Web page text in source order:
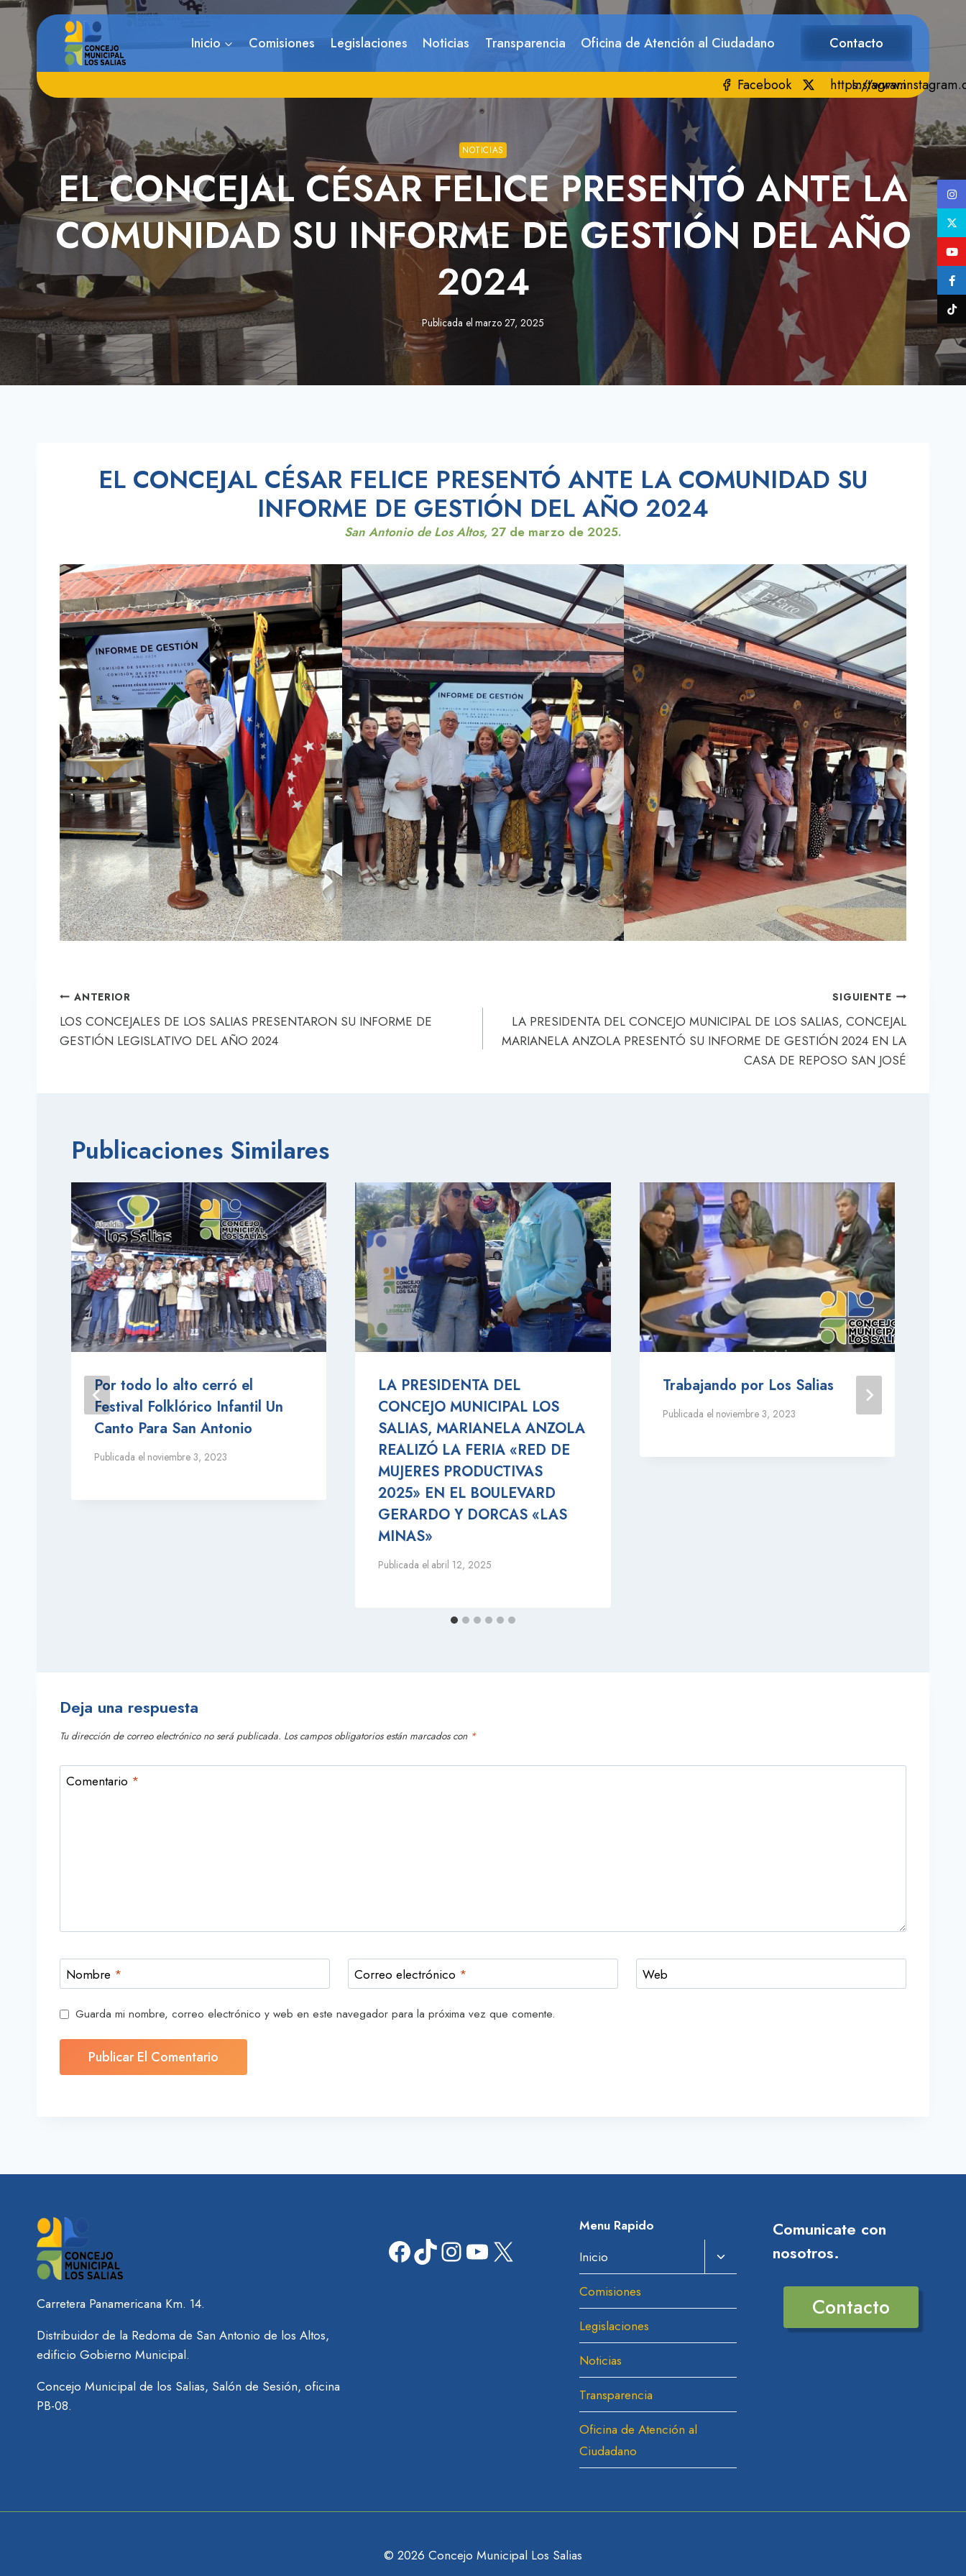
Saltar
contenido
Inicio Comisiones Legislaciones Noticias Transparencia Oficina de Atención al Ciudadano Contacto
Facebook https://Instagram
NOTICIAS
EL CONCEJAL CÉSAR FELICE PRESENTÓ ANTE LA
COMUNIDAD SU INFORME DE GESTIÓN DEL AÑO
2024
Publicada el marzo 27, 2025
EL CONCEJAL CÉSAR FELICE PRESENTÓ ANTE LA COMUNIDAD SU
INFORME DE GESTIÓN DEL AÑO 2024
San Antonio de Los Altos, 27 de marzo de 2025.
Navegación
de
entradas
ANTERIOR
LOS CONCEJALES DE LOS SALIAS PRESENTARON SU INFORME DE
GESTIÓN LEGISLATIVO DEL AÑO 2024
SIGUIENTE
LA PRESIDENTA DEL CONCEJO MUNICIPAL DE LOS SALIAS, CONCEJAL
MARIANELA ANZOLA PRESENTÓ SU INFORME DE GESTIÓN 2024 EN LA
CASA DE REPOSO SAN JOSÉ
Publicaciones Similares
Por todo lo alto cerró el
Festival Folklórico Infantil Un
Canto Para San Antonio
Publicada el noviembre 3, 2023
LA PRESIDENTA DEL
CONCEJO MUNICIPAL LOS
SALIAS, MARIANELA ANZOLA
REALIZÓ LA FERIA «RED DE
MUJERES PRODUCTIVAS
2025» EN EL BOULEVARD
GERARDO Y DORCAS «LAS
MINAS»
Publicada el abril 12, 2025
Trabajando por Los Salias
Publicada el noviembre 3, 2023
Deja una respuesta
Tu dirección de correo electrónico no será publicada. Los campos obligatorios están marcados con *
Comentario *
Nombre * Correo electrónico * Web
Guarda mi nombre, correo electrónico y web en este navegador para la próxima vez que comente.
Carretera Panamericana Km. 14.
Distribuidor de la Redoma de San Antonio de los Altos,
edificio Gobierno Municipal.
Concejo Municipal de los Salias, Salón de Sesión, oficina
PB-08.
Facebook
TikTok
Instagram
YouTube
X
Menu Rapido
Inicio
Ampliar
El
Hijo
Comisiones
Legislaciones
Noticias
Transparencia
Oficina de Atención al
Ciudadano
Comunicate con
nosotros.
Contacto
© 2026 Concejo Municipal Los Salias